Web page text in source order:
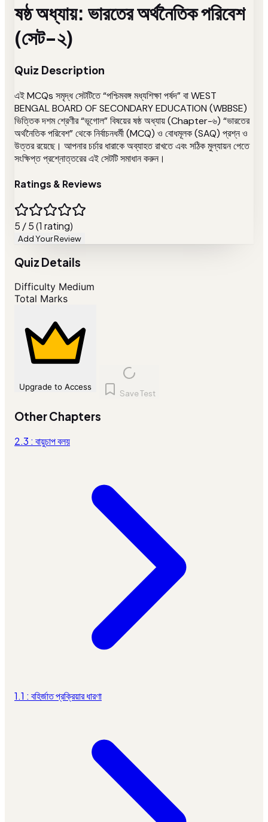
ষষ্ঠ অধ্যায়: ভারতের অর্থনৈতিক পরিবেশ
(সেট-২)
Quiz Description
এই MCQs সমৃদ্ধ সেটটিতে “পশ্চিমবঙ্গ মধ্যশিক্ষা পর্ষদ” বা WEST
BENGAL BOARD OF SECONDARY EDUCATION (WBBSE)
ভিত্তিক দশম শ্রেণীর “ভূগোল” বিষয়ের ষষ্ঠ অধ্যায় (Chapter-৬) “ভারতের
অর্থনৈতিক পরিবেশ” থেকে নির্বাচনধর্মী (MCQ) ও বোধমূলক (SAQ) প্রশ্ন ও
উত্তর রয়েছে। আপনার চর্চার ধারাকে অব্যাহত রাখতে এবং সঠিক মুল্যায়ন পেতে
সংক্ষিপ্ত প্রশ্নোত্তরের এই সেটটি সমাধান করুন।
Ratings & Reviews
5 / 5 (1 rating)
Add Your Review
Quiz Details
Difficulty Medium
Total Marks
Upgrade to Access
Save Test
Other Chapters
2.3 : বায়ুচাপ বলয়
1.1 : বহির্জাত প্রক্রিয়ার ধারণা